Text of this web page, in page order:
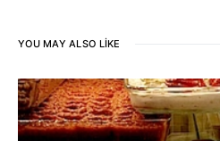
YOU MAY ALSO LIKE